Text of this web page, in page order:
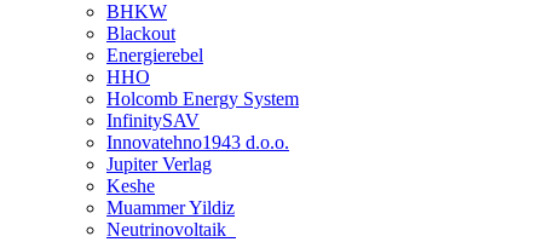
BHKW
Blackout
Energierebel
HHO
Holcomb Energy System
InfinitySAV
Innovatehno1943 d.o.o.
Jupiter Verlag
Keshe
Muammer Yildiz
Neutrinovoltaik